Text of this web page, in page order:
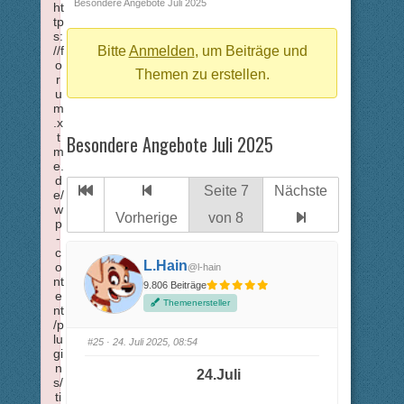
hier:
Besondere Angebote Juli 2025
BitteAnmelden, um Beiträge und
Themen zu erstellen.
Besondere Angebote Juli 2025
Vorherige
Seite 7
von 8
Nächste
L.Hain@l-hain
9.806 Beiträge
Themenersteller
#25 · 24. Juli 2025, 08:54
24.Juli
ht
tp
s:
//f
o
r
u
m
.x
t
m
e.
d
e/
w
p
-
c
o
nt
e
nt
/p
lu
gi
n
s/
ti